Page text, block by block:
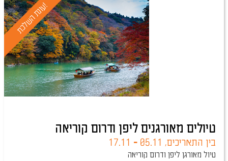
ע
ו
נ
ת
ה
ש
ל
כ
ת
!
טיולים מאורגנים ליפן ודרום קוריאה
בין התאריכים, -
17.11
טיול מאורגן ליפן ודרום קוריאה